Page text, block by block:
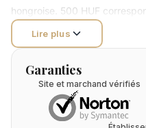
hongroise. 500 HUF
Lire plus
Garanties
Site et marchand vérifiés